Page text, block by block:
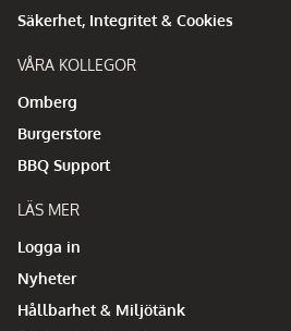
Säkerhet, Integritet & Cookies
VÅRA KOLLEGOR
Omberg
Burgerstore
BBQ Support
LÄS MER
Logga in
Nyheter
Hållbarhet & Miljötänk